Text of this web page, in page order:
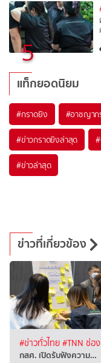
5
แท็กยอดนิยม
#กราดยิง #อาชญาก
#ข่าวกราดยิงล่าสุด #
#ข่าวล่าสุด
ข่าวที่เกี่ยวข้อง
#ข่าวทั่วไทย#TNN ช่อ
กสศ. เปิดรับฟังความ…